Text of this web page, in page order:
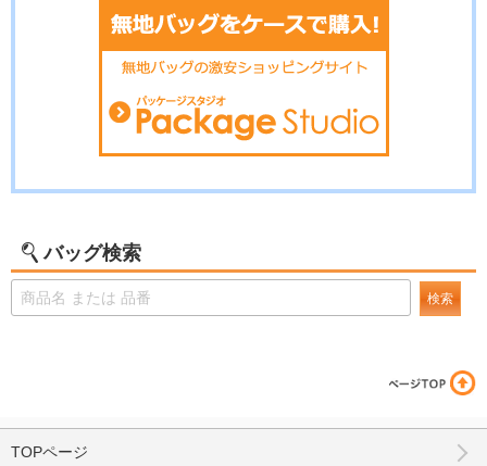
バッグ検索
検索
TOPページ